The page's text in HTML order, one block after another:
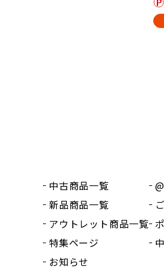
中古商品一覧
新品商品一覧
アウトレット商品一覧
特集ページ
お知らせ